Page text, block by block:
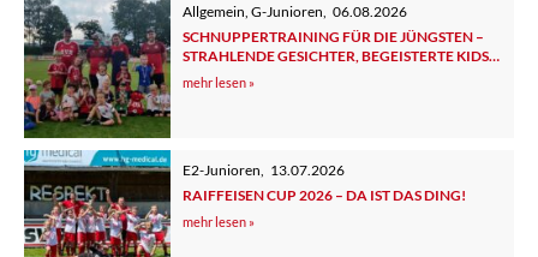
Allgemein ,G-Junioren
06.08.2026
SCHNUPPERTRAINING FÜR DIE JÜNGSTEN –
STRAHLENDE GESICHTER, BEGEISTERTE KIDS
UND ELTERN
mehr lesen »
E2-Junioren
13.07.2026
RAIFFEISEN CUP 2026 – DA IST DAS DING!
mehr lesen »